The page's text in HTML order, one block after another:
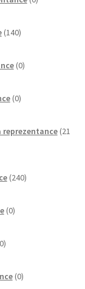
izdelkov
140izdelkov
0izdelkov
0izdelkov
reprezentance 21
240izdelkov
0izdelkov
izdelkov
0izdelkov